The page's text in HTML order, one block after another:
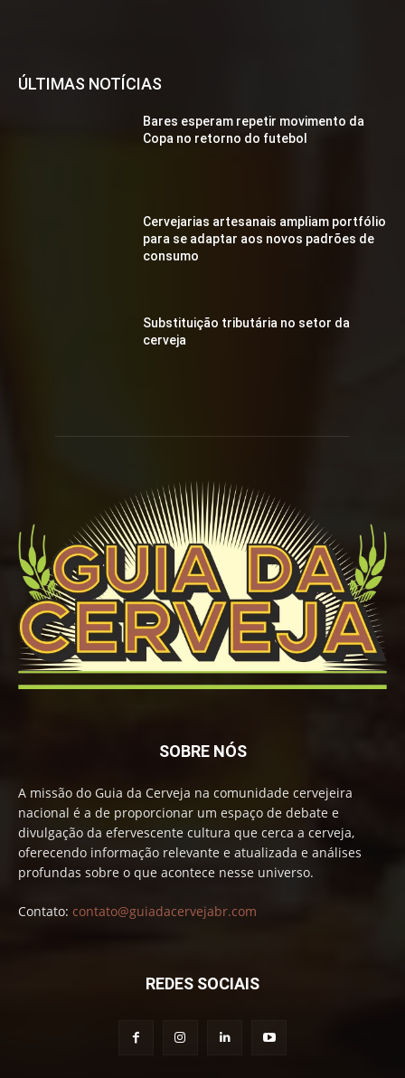
ÚLTIMAS NOTÍCIAS
Bares esperam repetir movimento da
Copa no retorno do futebol
Cervejarias artesanais ampliam portfólio
para se adaptar aos novos padrões de
consumo
Substituição tributária no setor da
cerveja
SOBRE NÓS
A missão do Guia da Cerveja na comunidade cervejeira
nacional é a de proporcionar um espaço de debate e
divulgação da efervescente cultura que cerca a cerveja,
oferecendo informação relevante e atualizada e análises
profundas sobre o que acontece nesse universo.
Contato: contato@guiadacervejabr.com
REDES SOCIAIS